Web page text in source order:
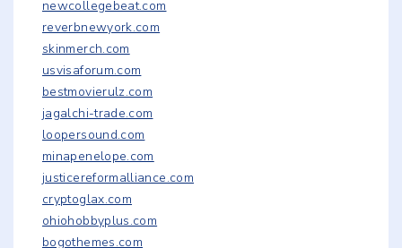
newcollegebeat.com
reverbnewyork.com
skinmerch.com
usvisaforum.com
bestmovierulz.com
jagalchi-trade.com
loopersound.com
minapenelope.com
justicereformalliance.com
cryptoglax.com
ohiohobbyplus.com
bogothemes.com